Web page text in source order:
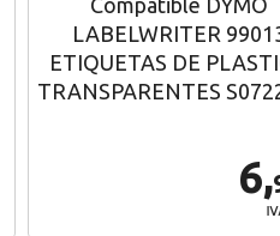
Compatible DYMO
LABELWRITER
ETIQUETAS DE
TRANSPARENTES
6,